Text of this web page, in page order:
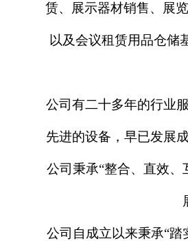
赁、展示器材销售、展
以及会议租赁用品仓储
公司有二十多年的行业
先进的设备，早已发展
公司秉承“整合、直效
公司自成立以来秉承“踏